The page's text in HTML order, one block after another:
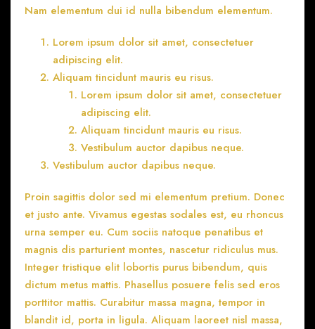
Nam elementum dui id nulla bibendum elementum.
Lorem ipsum dolor sit amet, consectetuer
adipiscing elit.
Aliquam tincidunt mauris eu risus.
Lorem ipsum dolor sit amet, consectetuer
adipiscing elit.
Aliquam tincidunt mauris eu risus.
Vestibulum auctor dapibus neque.
Vestibulum auctor dapibus neque.
Proin sagittis dolor sed mi elementum pretium. Donec
et justo ante. Vivamus egestas sodales est, eu rhoncus
urna semper eu. Cum sociis natoque penatibus et
magnis dis parturient montes, nascetur ridiculus mus.
Integer tristique elit lobortis purus bibendum, quis
dictum metus mattis. Phasellus posuere felis sed eros
porttitor mattis. Curabitur massa magna, tempor in
blandit id, porta in ligula. Aliquam laoreet nisl massa,